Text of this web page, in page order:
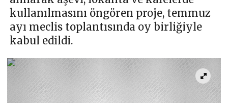
kullanılmasını öngören proje, temmuz
ayı meclis toplantısında oy birliğiyle
kabul edildi.